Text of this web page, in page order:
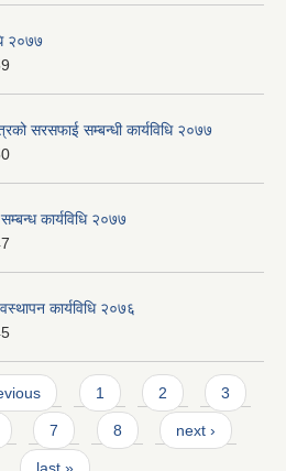
२०७७
सरसफाई सम्बन्धी कार्यविधि २०७७
कार्यविधि २०७७
कार्यविधि २०७६
1 2 3
7 8 next ›